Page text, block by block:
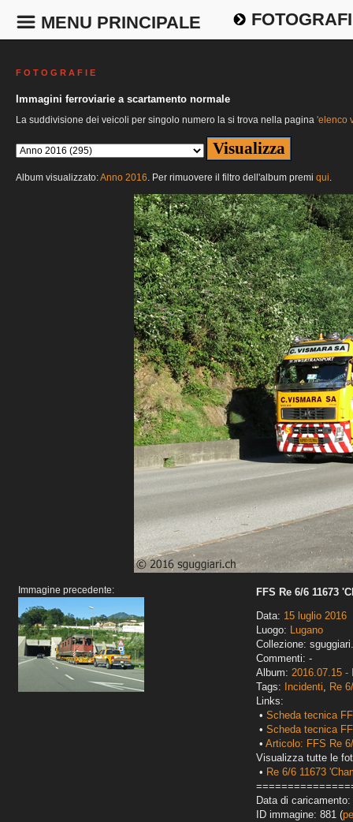
MENU PRINCIPALE
F O T O G R A F I E
Immagini ferroviarie a scartamento normale
La suddivisione dei veicoli per singolo numero la si trova nella pagina 'elenco
Album visualizzato:Anno 2016. Per rimuovere il filtro dell'album premi qui.
Immagine precedente:
FFS Re 6/6 11673
Data: 15 luglio 2016
Luogo: Lugano
Collezione:
Commenti: -
Album: 2016.07.15 -
Tags:
Incidenti, Re
Links:
• Scheda tecnica
• Scheda tecnica
• Articolo: FFS Re
Visualizza tutte le
• Re 6/6 11673
Data di caricamento:
ID immagine: 881 (